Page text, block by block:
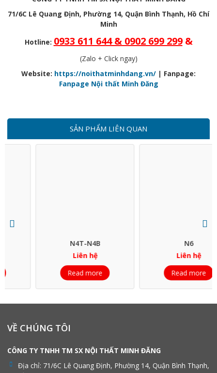
71/6C Lê Quang Định, Phường 14, Quận Bình Thạnh, Hồ Chí
Minh
Hotline: 0933 611 644 & 0902 699 299 &
(Zalo + Click ngay)
Website: https://noithatminhdang.vn/ | Fanpage:
Fanpage Nội thất Minh Đăng
SẢN PHẨM LIÊN QUAN
N4T-N4B
Read more
Read more
VỀ CHÚNG TÔI
CÔNG TY TNHH TM SX NỘI THẤT MINH ĐĂNG
Địa chỉ: 71/6C Lê Quang Định, Phường 14, Quận Bình Thạnh,